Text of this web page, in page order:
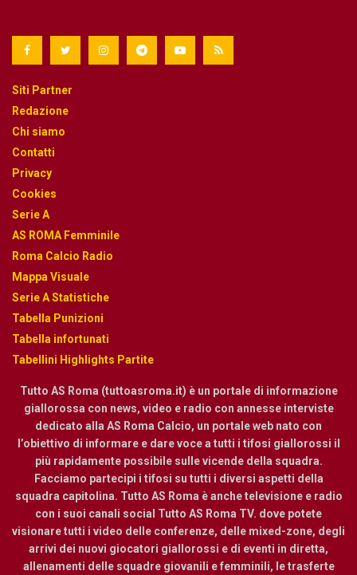
Siti Partner
Redazione
Chi siamo
Contatti
Privacy
Cookies
Serie A
AS ROMA Femminile
Roma Calcio Radio
Mappa Visuale
Serie A Statistiche
Tabella Punizioni
Tabella infortunati
Tabellini Highlights Partite
Tutto AS Roma (tuttoasroma.it) è un portale di informazione
giallorossa con news, video e radio con annesse interviste
dedicato alla AS Roma Calcio, un portale web nato con
l’obiettivo di informare e dare voce a tutti i tifosi giallorossi il
più rapidamente possibile sulle vicende della squadra.
Facciamo partecipi i tifosi su tutti i diversi aspetti della
squadra capitolina. Tutto AS Roma è anche televisione e radio
con i suoi canali social Tutto AS Roma TV. dove potete
visionare tutti i video delle conferenze, delle mixed-zone, degli
arrivi dei nuovi giocatori giallorossi e di eventi in diretta,
allenamenti delle squadre giovanili e femminili, le trasferte